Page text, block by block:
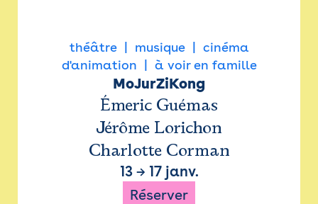
théâtre musique
cinéma
d'animation
à voir en famille
MoJurZiKong
Émeric Guémas
Jérôme Lorichon
Charlotte Corman
13→ 17 janv.
Réserver